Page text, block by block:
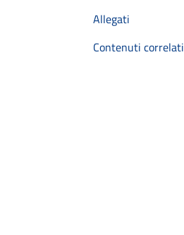
Allegati
Contenuti correlati